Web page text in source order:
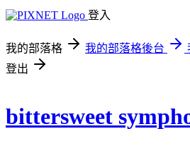
登入
我的部落格 我的部落格後台
登出
bittersweet